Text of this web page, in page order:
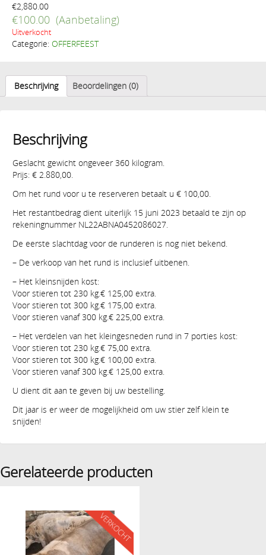
€2,880.00
€100.00
Uitverkocht
Categorie: OFFERFEEST
Beschrijving Beoordelingen (0)
Beschrijving
Geslacht gewicht ongeveer 360 kilogram.
Prijs: € 2.880,00.
Om het rund voor u te reserveren betaalt u € 100,00.
Het restantbedrag dient uiterlijk 15 juni 2023 betaald te zijn op
rekeningnummer NL22ABNA0452086027.
De eerste slachtdag voor de runderen is nog niet bekend.
– De verkoop van het rund is inclusief uitbenen.
– Het kleinsnijden kost:
Voor stieren tot 230 kg.€ 125,00 extra.
Voor stieren tot 300 kg.€ 175,00 extra.
Voor stieren vanaf 300 kg.€ 225,00 extra.
– Het verdelen van het kleingesneden rund in 7 porties kost:
Voor stieren tot 230 kg.€ 75,00 extra.
Voor stieren tot 300 kg.€ 100,00 extra.
Voor stieren vanaf 300 kg.€ 125,00 extra.
U dient dit aan te geven bij uw bestelling.
Dit jaar is er weer de mogelijkheid om uw stier zelf klein te
snijden!
Gerelateerde producten